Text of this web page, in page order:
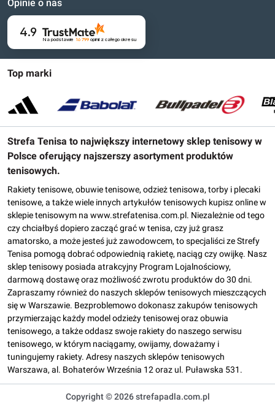
Top marki
Strefa Tenisa to największy internetowy sklep tenisowy w
Polsce oferujący najszerszy asortyment produktów
tenisowych.
Rakiety tenisowe, obuwie tenisowe, odzież tenisowa, torby i plecaki
tenisowe, a także wiele innych artykułów tenisowych kupisz online w
sklepie tenisowym na www.strefatenisa.com.pl. Niezależnie od tego
czy chciałbyś dopiero zacząć grać w tenisa, czy już grasz
amatorsko, a może jesteś już zawodowcem, to specjaliści ze Strefy
Tenisa pomogą dobrać odpowiednią rakietę, naciąg czy owijkę. Nasz
sklep tenisowy posiada atrakcyjny Program Lojalnościowy,
darmową dostawę oraz możliwość zwrotu produktów do 30 dni.
Zapraszamy również do naszych sklepów tenisowych mieszczących
się w Warszawie. Bezproblemowo dokonasz zakupów tenisowych
przymierzając każdy model odzieży tenisowej oraz obuwia
tenisowego, a także oddasz swoje rakiety do naszego serwisu
tenisowego, w którym naciągamy, owijamy, doważamy i
tuningujemy rakiety. Adresy naszych sklepów tenisowych
Warszawa, al. Bohaterów Września 12 oraz ul. Puławska 531.
Opinie o nas
4.9
Na podstawie 16 799opinii z całego okresu
Copyright © 2026 strefapadla.com.pl